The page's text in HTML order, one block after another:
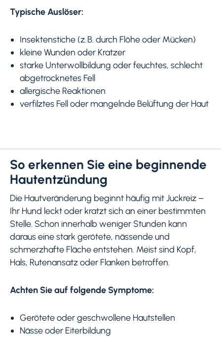
Typische Auslöser:
Insektenstiche (z. B. durch Flöhe oder Mücken)
kleine Wunden oder Kratzer
starke Unterwollbildung oder feuchtes, schlecht
abgetrocknetes Fell
allergische Reaktionen
verfilztes Fell oder mangelnde Belüftung der Haut
So erkennen Sie eine beginnende
Hautentzündung
Die Hautveränderung beginnt häufig mit Juckreiz –
Ihr Hund leckt oder kratzt sich an einer bestimmten
Stelle. Schon innerhalb weniger Stunden kann
daraus eine stark gerötete, nässende und
schmerzhafte Fläche entstehen. Meist sind Kopf,
Hals, Rutenansatz oder Flanken betroffen.
Achten Sie auf folgende Symptome:
Gerötete oder geschwollene Hautstellen
Nässe oder Eiterbildung